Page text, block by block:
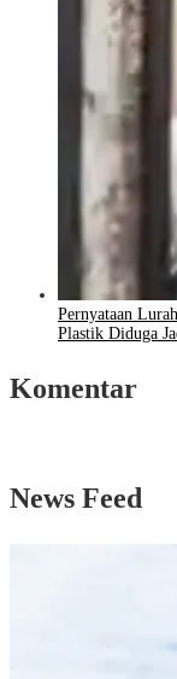
Pernyataan
Plastik Diduga
Komentar
News Feed